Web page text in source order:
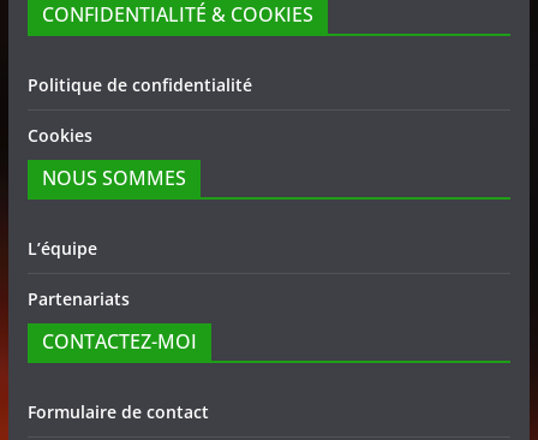
CONFIDENTIALITÉ & COOKIES
Politique de confidentialité
Cookies
NOUS SOMMES
L’équipe
Partenariats
CONTACTEZ-MOI
Formulaire de contact